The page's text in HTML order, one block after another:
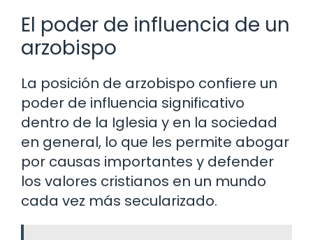
El poder de influencia de un
arzobispo
La posición de arzobispo confiere un
poder de influencia significativo
dentro de la Iglesia y en la sociedad
en general, lo que les permite abogar
por causas importantes y defender
los valores cristianos en un mundo
cada vez más secularizado.